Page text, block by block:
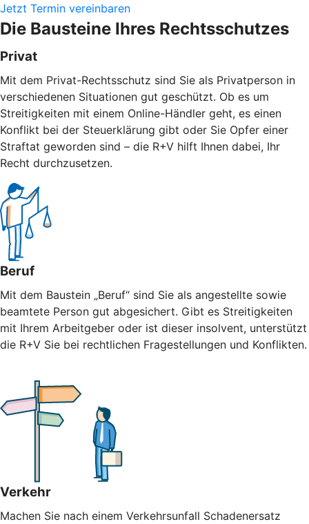
Jetzt Termin vereinbaren
Die Bausteine Ihres Rechtsschutzes
Privat
Mit dem Privat-Rechtsschutz sind Sie als Privatperson in
verschiedenen Situationen gut geschützt. Ob es um
Streitigkeiten mit einem Online-Händler geht, es einen
Konflikt bei der Steuerklärung gibt oder Sie Opfer einer
Straftat geworden sind – die R+V hilft Ihnen dabei, Ihr
Recht durchzusetzen.
Beruf
Mit dem Baustein „Beruf“ sind Sie als angestellte sowie
beamtete Person gut abgesichert. Gibt es Streitigkeiten
mit Ihrem Arbeitgeber oder ist dieser insolvent, unterstützt
die R+V Sie bei rechtlichen Fragestellungen und Konflikten.
Verkehr
Machen Sie nach einem Verkehrsunfall Schadenersatz